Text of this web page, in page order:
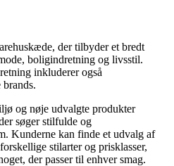
der tilbyder et bredt
boligindretning og livsstil.
inkluderer også
og nøje udvalgte produkter
søger stilfulde og
Kunderne kan finde et udvalg af
stilarter og prisklasser,
der passer til enhver smag.